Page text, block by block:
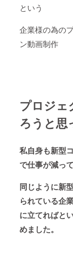
という
企業様の為の
ン動画制作
プロジェ
ろうと思
私自身も新型
で仕事が減っ
同じように新
られている企
に立てればと
めました。